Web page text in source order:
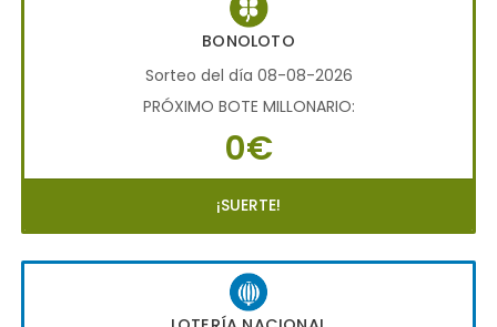
BONOLOTO
Sorteo del día 08-08-2026
PRÓXIMO BOTE MILLONARIO:
0€
¡SUERTE!